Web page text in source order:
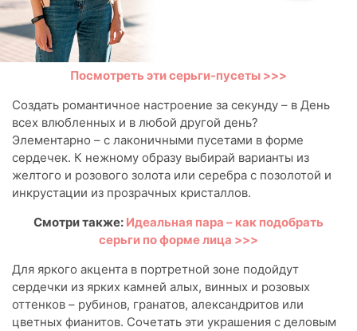
Посмотреть эти серьги-пусеты >>>
Создать романтичное настроение за секунду – в День
всех влюбленных и в любой другой день?
Элементарно – с лаконичными пусетами в форме
сердечек. К нежному образу выбирай варианты из
желтого и розового золота или серебра с позолотой и
инкрустации из прозрачных кристаллов.
Смотри также: Идеальная пара – как подобрать
серьги по форме лица >>>
Для яркого акцента в портретной зоне подойдут
сердечки из ярких камней алых, винных и розовых
оттенков – рубинов, гранатов, александритов или
цветных фианитов. Сочетать эти украшения с деловым